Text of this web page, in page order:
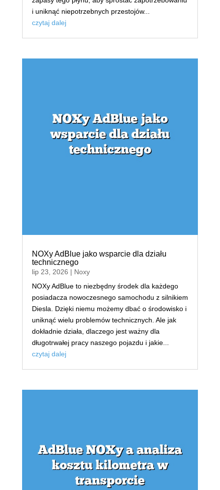
i uniknąć niepotrzebnych przestojów...
czytaj dalej
NOXy AdBlue jako wsparcie dla działu
technicznego
lip 23, 2026 | Noxy
NOXy AdBlue to niezbędny środek dla każdego
posiadacza nowoczesnego samochodu z silnikiem
Diesla. Dzięki niemu możemy dbać o środowisko i
uniknąć wielu problemów technicznych. Ale jak
dokładnie działa, dlaczego jest ważny dla
długotrwałej pracy naszego pojazdu i jakie...
czytaj dalej